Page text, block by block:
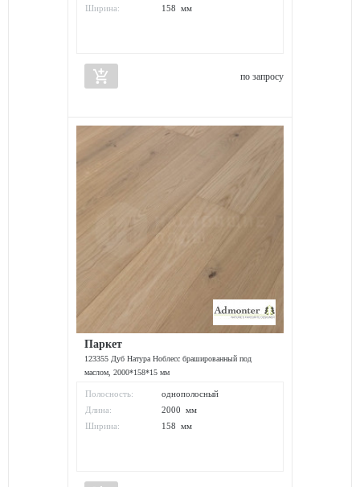
Ширина:
158 мм
add_shopping_cart по запросу
Паркет
123355 Дуб Натура Ноблесс брашированный под
маслом, 2000*158*15 мм
Полосность:
однополосный
Длина:
2000 мм
Ширина:
158 мм